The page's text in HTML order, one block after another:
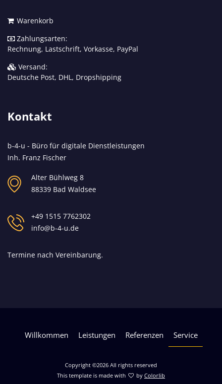
Warenkorb
Zahlungsarten:
Rechnung, Lastschrift, Vorkasse, PayPal
Versand:
Deutsche Post, DHL, Dropshipping
Kontakt
b-4-u - Büro für digitale Dienstleistungen
Inh. Franz Fischer
Alter Bühlweg 8
88339 Bad Waldsee
+49 1515 7762302
info@b-4-u.de
Termine nach Vereinbarung.
Copyright ©2026 All rights reserved
This template is made with
by Colorlib
Willkommen Leistungen Referenzen Service